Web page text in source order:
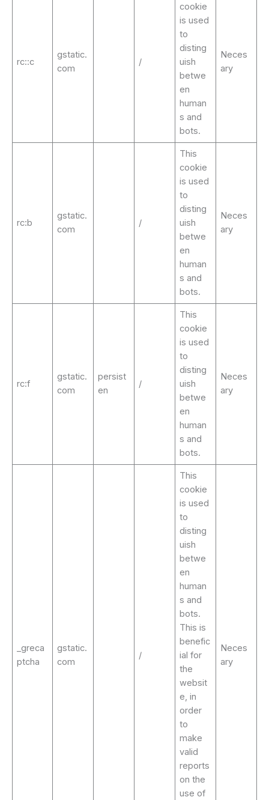
rc::c
gstatic.
com
/
cookie
is used
to
disting
uish
betwe
en
human
s and
bots.
Neces
ary
rc:b
gstatic.
com
/
This
cookie
is used
to
disting
uish
betwe
en
human
s and
bots.
Neces
ary
rc:f
gstatic.
com
persist
en
/
This
cookie
is used
to
disting
uish
betwe
en
human
s and
bots.
Neces
ary
_greca
ptcha
gstatic.
com
/
This
cookie
is used
to
disting
uish
betwe
en
human
s and
bots.
This is
benefic
ial for
the
websit
e, in
order
to
make
valid
reports
on the
use of
Neces
ary